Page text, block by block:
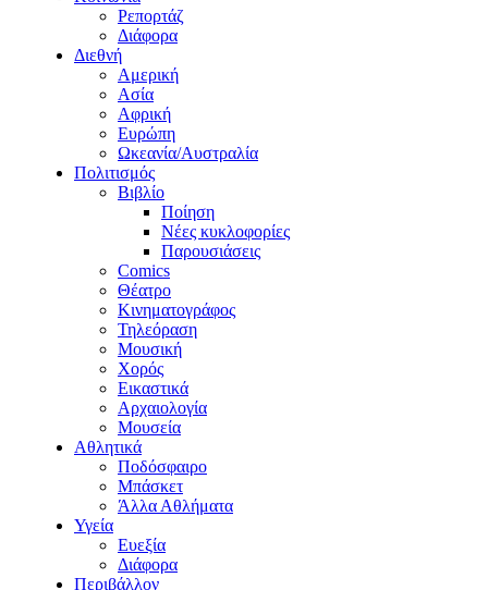
Ρεπορτάζ
Διάφορα
Διεθνή
Αμερική
Ασία
Αφρική
Ευρώπη
Ωκεανία/Αυστραλία
Πολιτισμός
Βιβλίο
Ποίηση
Νέες κυκλοφορίες
Παρουσιάσεις
Comics
Θέατρο
Κινηματογράφος
Τηλεόραση
Μουσική
Χορός
Εικαστικά
Αρχαιολογία
Μουσεία
Αθλητικά
Ποδόσφαιρο
Μπάσκετ
Άλλα Αθλήματα
Υγεία
Ευεξία
Διάφορα
Περιβάλλον